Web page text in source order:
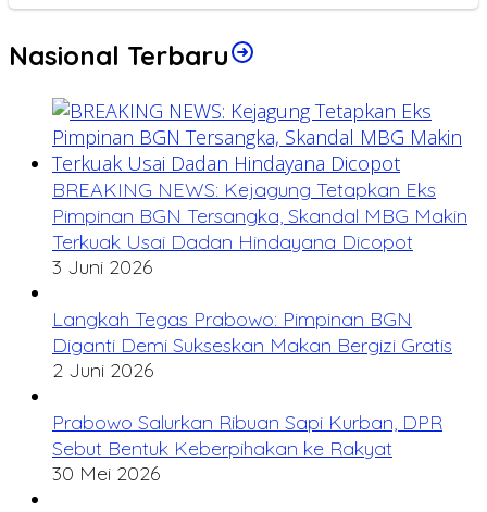
Nasional Terbaru
BREAKING NEWS: Kejagung Tetapkan Eks
Pimpinan BGN Tersangka, Skandal MBG Makin
Terkuak Usai Dadan Hindayana Dicopot
3 Juni 2026
Langkah Tegas Prabowo: Pimpinan BGN
Diganti Demi Sukseskan Makan Bergizi Gratis
2 Juni 2026
Prabowo Salurkan Ribuan Sapi Kurban, DPR
Sebut Bentuk Keberpihakan ke Rakyat
30 Mei 2026